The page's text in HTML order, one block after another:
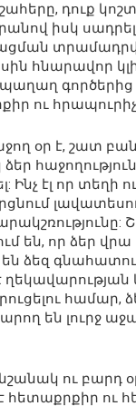
դուք
իսկ
հնարավոր
գործերից
ու
օր է, շատ
Ինչ էլ որ տեղի
են, որ ձեր վրա
են ձեզ
համար,
են լուրջ
ու բարդ
հետաքրքիր ու